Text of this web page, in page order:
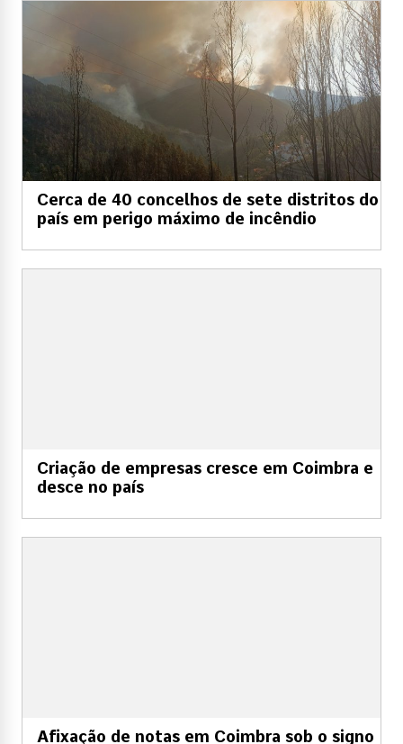
Cerca de 40 concelhos de sete distritos do
país em perigo máximo de incêndio
Criação de empresas cresce em Coimbra e
desce no país
Afixação de notas em Coimbra sob o signo